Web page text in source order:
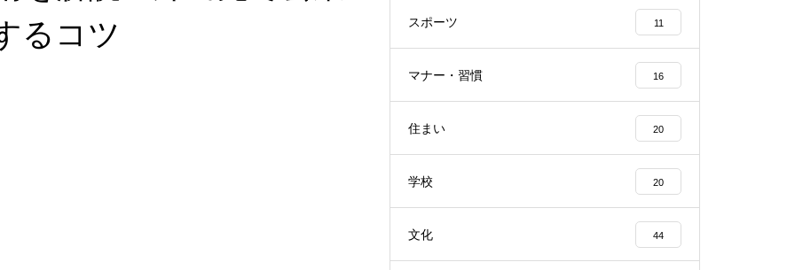
るコツ
スポーツ 11
マナー・習慣 16
住まい 20
学校 20
文化 44